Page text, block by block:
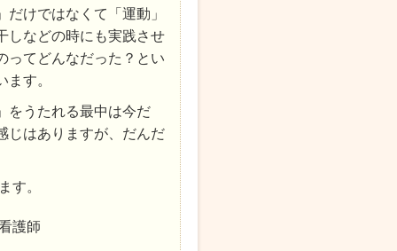
けではなくて「運動」
しなどの時にも実践させ
ってどんなだった？とい
す。
をうたれる最中は今だ
じはありますが、だんだ
す。
護師